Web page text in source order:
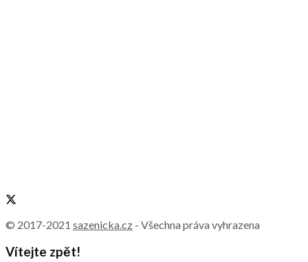
© 2017-2021 sazenicka.cz - Všechna práva vyhrazena
Vítejte zpět!